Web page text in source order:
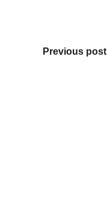
Previous post